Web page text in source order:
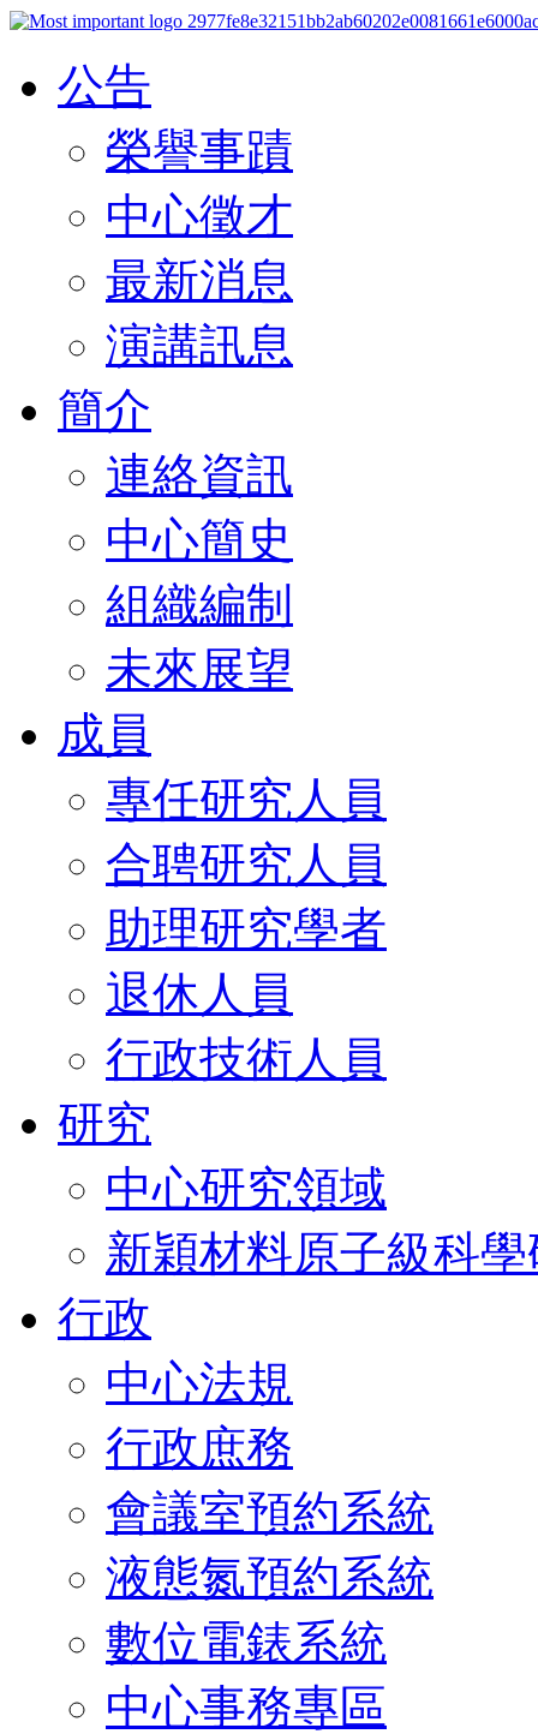
公告
榮譽事蹟
中心徵才
最新消息
演講訊息
簡介
連絡資訊
中心簡史
組織編制
未來展望
成員
專任研究人員
合聘研究人員
助理研究學者
退休人員
行政技術人員
研究
中心研究領域
新穎材料原子級科
行政
中心法規
行政庶務
會議室預約系統
液態氮預約系統
數位電錶系統
中心事務專區